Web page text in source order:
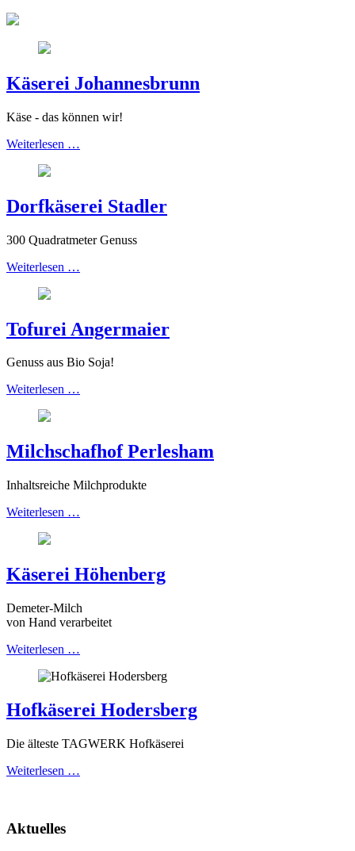
Käserei Johannesbrunn
Käse - das können wir!
Weiterlesen …
Dorfkäserei Stadler
300 Quadratmeter Genuss
Weiterlesen …
Tofurei Angermaier
Genuss aus Bio Soja!
Weiterlesen …
Milchschafhof Perlesham
Inhaltsreiche Milchprodukte
Weiterlesen …
Käserei Höhenberg
Demeter-Milch
von Hand verarbeitet
Weiterlesen …
Hofkäserei Hodersberg
Die älteste TAGWERK Hofkäserei
Weiterlesen …
Aktuelles